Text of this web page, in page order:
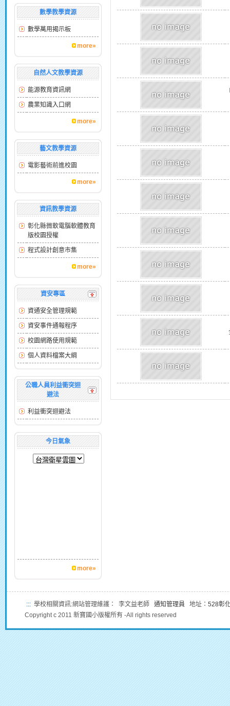
數學教學資源
數學萬用揭示板
more»
自然人文教學資源
能源教育資訊網
農業知識入口網
more»
藝文教學資源
電影藝術前進校園
more»
資訊教學資源
彰化縣微軟電腦軟體教育
版校園授權
程式設計創意市集
more»
資安專區
資通安全管理規範
資安事件通報程序
校園網路使用規範
個人資料檔案大綱
公職人員利益衝突迴
避法
利益衝突迴避法
今日氣象
more»
::: 學校相關資訊:網站管理維護： 李文益老師 通知管理員 地址： 528彰
Copyright c 2011 新寶國小版權所有 -All rights reserved